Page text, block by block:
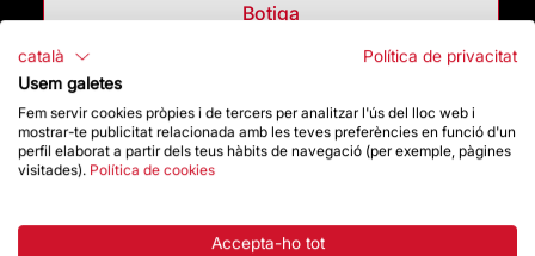
Botiga
Destacats
La Fundació
català
Política de privacitat
Usem galetes
Fem servir cookies pròpies i de tercers per analitzar l'ús del lloc web i
mostrar-te publicitat relacionada amb les teves preferències en funció d'un
perfil elaborat a partir dels teus hàbits de navegació (per exemple, pàgines
visitades). Política de cookies
Accepta-ho tot